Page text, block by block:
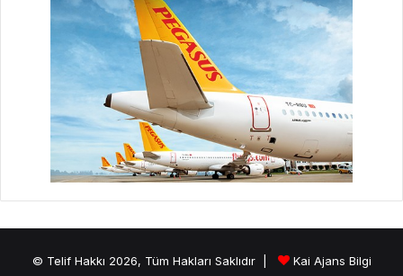
© Telif Hakkı 2026, Tüm Hakları Saklıdır | Kai Ajans Bilgi